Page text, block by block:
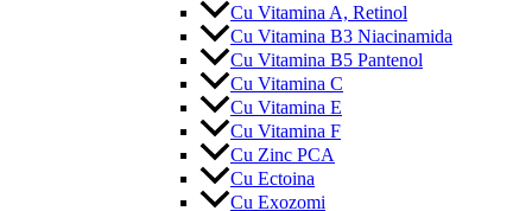
Cu Vitamina A, Retinol
Cu Vitamina B3 Niacinamida
Cu Vitamina B5 Pantenol
Cu Vitamina C
Cu Vitamina E
Cu Vitamina F
Cu Zinc PCA
Cu Ectoina
Cu Exozomi